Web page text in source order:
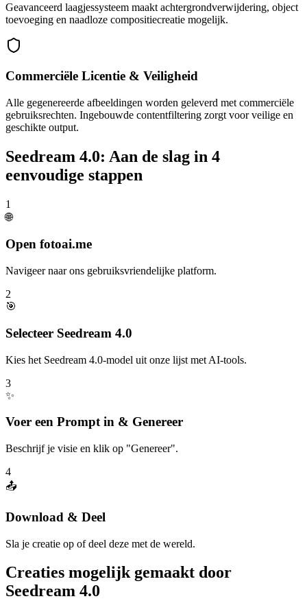
Geavanceerd laagjessysteem maakt achtergrondverwijdering, object
toevoeging en naadloze compositiecreatie mogelijk.
Commerciële Licentie & Veiligheid
Alle gegenereerde afbeeldingen worden geleverd met commerciële
gebruiksrechten. Ingebouwde contentfiltering zorgt voor veilige en
geschikte output.
Seedream 4.0: Aan de slag in 4
eenvoudige stappen
1
🌐
Open fotoai.me
Navigeer naar ons gebruiksvriendelijke platform.
2
🎯
Selecteer Seedream 4.0
Kies het Seedream 4.0-model uit onze lijst met AI-tools.
3
✨
Voer een Prompt in & Genereer
Beschrijf je visie en klik op "Genereer".
4
📤
Download & Deel
Sla je creatie op of deel deze met de wereld.
Creaties mogelijk gemaakt door
Seedream 4.0